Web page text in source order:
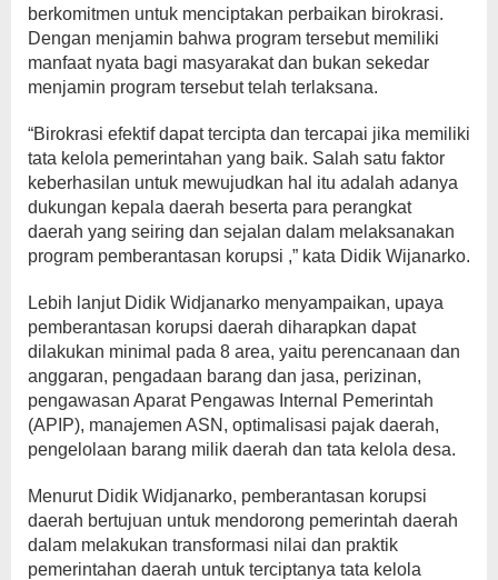
berkomitmen untuk menciptakan perbaikan birokrasi.
Dengan menjamin bahwa program tersebut memiliki
manfaat nyata bagi masyarakat dan bukan sekedar
menjamin program tersebut telah terlaksana.
“Birokrasi efektif dapat tercipta dan tercapai jika memiliki
tata kelola pemerintahan yang baik. Salah satu faktor
keberhasilan untuk mewujudkan hal itu adalah adanya
dukungan kepala daerah beserta para perangkat
daerah yang seiring dan sejalan dalam melaksanakan
program pemberantasan korupsi ,” kata Didik Wijanarko.
Lebih lanjut Didik Widjanarko menyampaikan, upaya
pemberantasan korupsi daerah diharapkan dapat
dilakukan minimal pada 8 area, yaitu perencanaan dan
anggaran, pengadaan barang dan jasa, perizinan,
pengawasan Aparat Pengawas Internal Pemerintah
(APIP), manajemen ASN, optimalisasi pajak daerah,
pengelolaan barang milik daerah dan tata kelola desa.
Menurut Didik Widjanarko, pemberantasan korupsi
daerah bertujuan untuk mendorong pemerintah daerah
dalam melakukan transformasi nilai dan praktik
pemerintahan daerah untuk terciptanya tata kelola